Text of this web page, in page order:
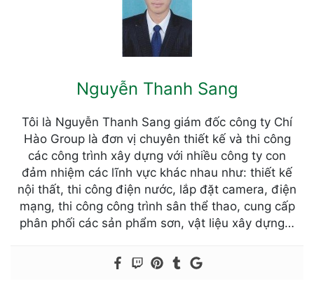
Nguyễn Thanh Sang
Tôi là Nguyễn Thanh Sang giám đốc công ty Chí
Hào Group là đơn vị chuyên thiết kế và thi công
các công trình xây dựng với nhiều công ty con
đảm nhiệm các lĩnh vực khác nhau như: thiết kế
nội thất, thi công điện nước, lắp đặt camera, điện
mạng, thi công công trình sân thể thao, cung cấp
phân phối các sản phẩm sơn, vật liệu xây dựng…